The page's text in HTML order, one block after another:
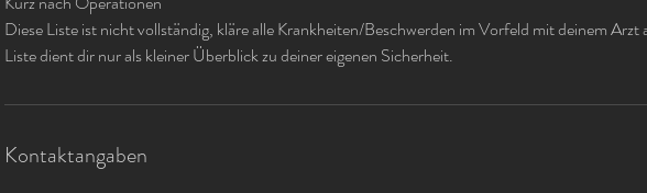
Diese Liste ist nicht vollständig, kläre alle Krankheiten/Beschwerden im Vorfeld mit deinem Arzt
Liste dient dir nur als kleiner Überblick zu deiner eigenen Sicherheit.
Kontaktangaben